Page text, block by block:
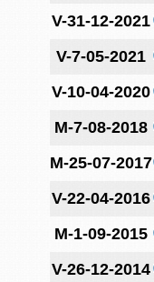
V-31-12-2021
V-7-05-2021
V-10-04-2020
M-7-08-2018
M-25-07-2017
V-22-04-2016
M-1-09-2015
V-26-12-2014